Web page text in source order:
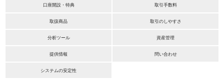
口座開設・特典
取引手数料
取扱商品 取引のしやすさ
分析ツール 資産管理
提供情報 問い合わせ
システムの安定性